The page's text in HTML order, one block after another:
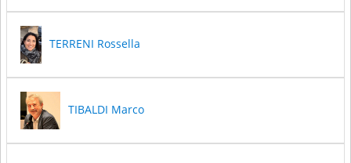
TERRENI Rossella
TIBALDI Marco